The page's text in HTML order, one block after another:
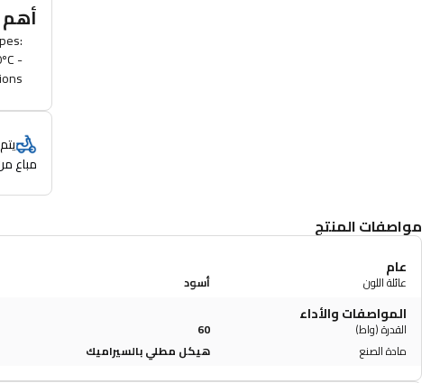
أهم
-
&
مباع
مواصفات المنتج
عام
عائلة اللون أسود
المواصفات والأداء
القدرة (واط) 60
مادة الصنع
هيكل مطلي بالسيراميك